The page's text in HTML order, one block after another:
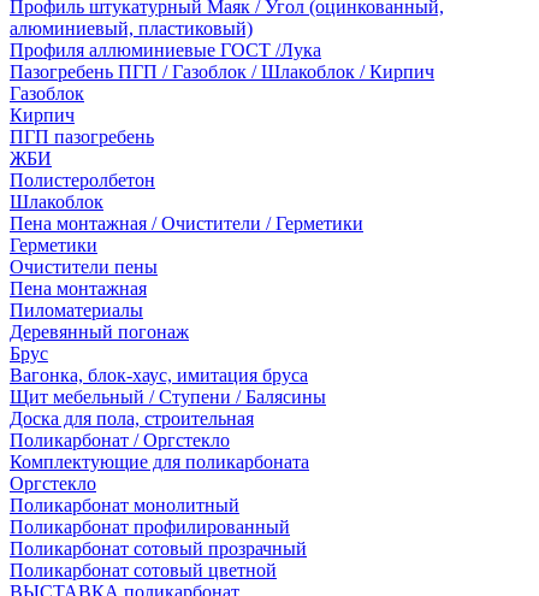
Профиль штукатурный Маяк / Угол (оцинкованный,
алюминиевый, пластиковый)
Профиля аллюминиевые ГОСТ /Лука
Пазогребень ПГП / Газоблок / Шлакоблок / Кирпич
Газоблок
Кирпич
ПГП пазогребень
ЖБИ
Полистеролбетон
Шлакоблок
Пена монтажная / Очистители / Герметики
Герметики
Очистители пены
Пена монтажная
Пиломатериалы
Деревянный погонаж
Брус
Вагонка, блок-хаус, имитация бруса
Щит мебельный / Ступени / Балясины
Доска для пола, строительная
Поликарбонат / Оргстекло
Комплектующие для поликарбоната
Оргстекло
Поликарбонат монолитный
Поликарбонат профилированный
Поликарбонат сотовый прозрачный
Поликарбонат сотовый цветной
ВЫСТАВКА поликарбонат